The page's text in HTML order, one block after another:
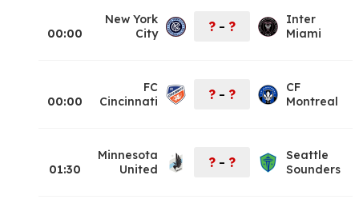
00:00
New York
City
? – ?
Inter
Miami
00:00
FC
Cincinnati
? – ?
CF
Montreal
01:30
Minnesota
United
? – ?
Seattle
Sounders